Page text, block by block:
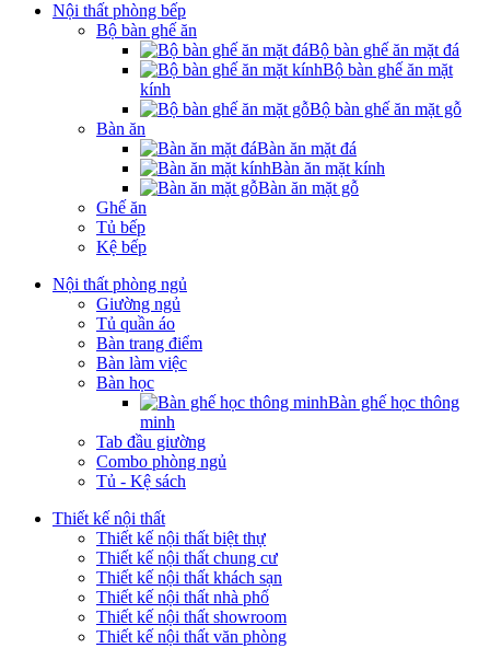
Nội thất phòng bếp
Bộ bàn ghế ăn
Bộ bàn ghế ăn mặt đá
Bộ bàn ghế ăn mặt
kính
Bộ bàn ghế ăn mặt gỗ
Bàn ăn
Bàn ăn mặt đá
Bàn ăn mặt kính
Bàn ăn mặt gỗ
Ghế ăn
Tủ bếp
Kệ bếp
Nội thất phòng ngủ
Giường ngủ
Tủ quần áo
Bàn trang điểm
Bàn làm việc
Bàn học
Bàn ghế học thông
minh
Tab đầu giường
Combo phòng ngủ
Tủ - Kệ sách
Thiết kế nội thất
Thiết kế nội thất biệt thự
Thiết kế nội thất chung cư
Thiết kế nội thất khách sạn
Thiết kế nội thất nhà phố
Thiết kế nội thất showroom
Thiết kế nội thất văn phòng